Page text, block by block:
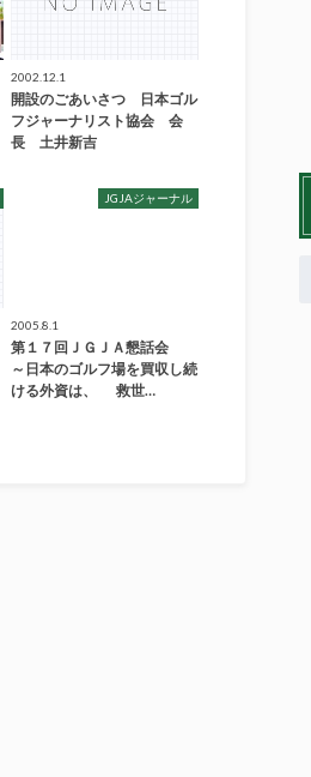
2002.12.1
開設のごあいさつ 日本ゴル
フジャーナリスト協会 会
長 土井新吉
JGJAジャーナル
2005.8.1
第１７回ＪＧＪＡ懇話会
～日本のゴルフ場を買収し続
ける外資は、 救世…